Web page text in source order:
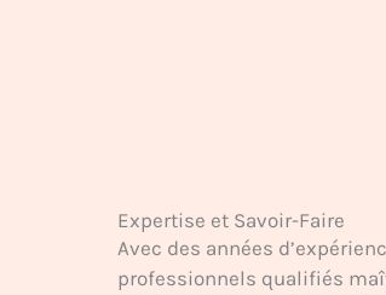
Expertise et Savoir-Faire
Avec des années
professionnels qualifiés